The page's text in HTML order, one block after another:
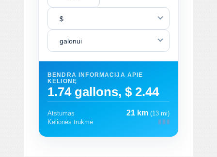
$
galonui
BENDRA INFORMACIJA APIE
KELIONĘ
1.74 gallons, $ 2.44
Atstumas 21 km (13 mi)
Kelionės trukmė